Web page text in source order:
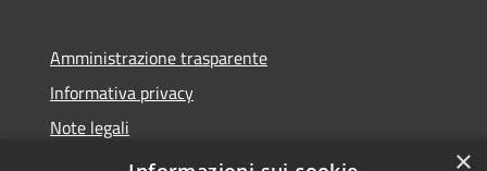
Amministrazione trasparente
Informativa privacy
Note legali
Dichiarazione di accessibilità
×